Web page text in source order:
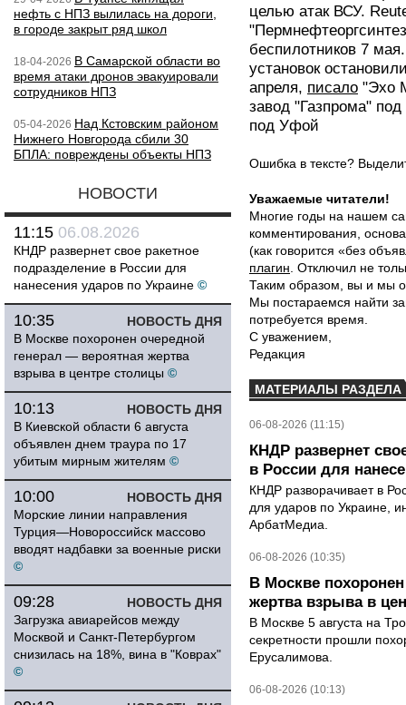
нефть с НПЗ вылилась на дороги,
в городе закрыт ряд школ
18-04-2026 В Самарской области во
время атаки дронов эвакуировали
сотрудников НПЗ
05-04-2026 Над Кстовским районом
Нижнего Новгорода сбили 30
БПЛА: повреждены объекты НПЗ
НОВОСТИ
11:15 06.08.2026
КНДР развернет свое ракетное
подразделение в России для
нанесения ударов по Украине ©
НОВОСТЬ ДНЯ
10:35
В Москве похоронен очередной
генерал — вероятная жертва
взрыва в центре столицы ©
НОВОСТЬ ДНЯ
10:13
В Киевской области 6 августа
объявлен днем траура по 17
убитым мирным жителям ©
НОВОСТЬ ДНЯ
10:00
Морские линии направления
Турция—Новороссийск массово
вводят надбавки за военные риски
©
НОВОСТЬ ДНЯ
09:28
Загрузка авиарейсов между
Москвой и Санкт-Петербургом
снизилась на 18%, вина в "Коврах"
©
целью атак ВСУ.
беспилотников 7
установок
апреля, писало "Эхо
завод "Газпрома"
под Уфой
Ошибка в тексте?
Уважаемые читатели!
Многие годы на нашем
комментирования,
(как говорится «без
плагин . Отключил не
Таким образом, вы и мы
Мы постараемся найти
потребуется время.
С уважением,
Редакция
МАТЕРИАЛЫ РАЗДЕЛА
06-08-2026 (11:15)
КНДР развернет
в России для
КНДР разворачивает в
для ударов по Украине,
АрбатМедиа.
06-08-2026 (10:35)
В Москве
жертва взрыва в
В Москве 5 августа на
секретности прошли
Ерусалимова.
06-08-2026 (10:13)